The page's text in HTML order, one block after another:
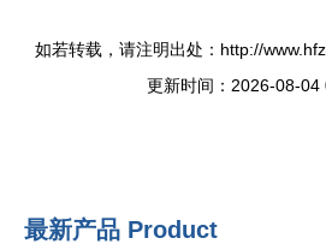
如若转载，请注明出处：http://
更新时间：2026-08-04
最新产品 Product